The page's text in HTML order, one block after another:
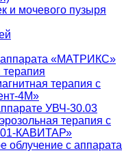
и мочевого пузыря
аппарата «МАТРИКС»
терапия
терапия с
4М»
УВЧ-30.03
терапия с
КАВИТАР»
облучение с аппарата